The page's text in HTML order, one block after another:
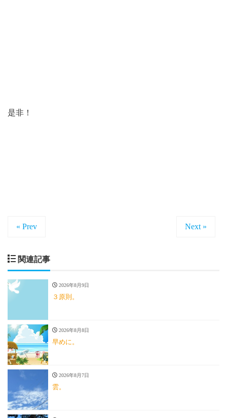
是非！
« Prev Next »
関連記事
2026年8月9日
３原則。
2026年8月8日
早めに。
2026年8月7日
雲。